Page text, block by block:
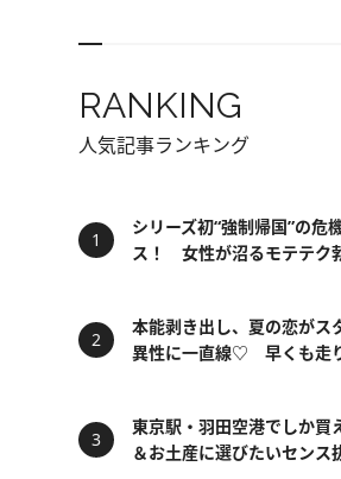
RANKING
人気記事ランキング
シリーズ初“強制帰国”の危
ス！ 女性が沼るモテテク
本能剥き出し、夏の恋が
異性に一直線♡ 早くも走
東京駅・羽田空港でしか
＆お土産に選びたいセンス